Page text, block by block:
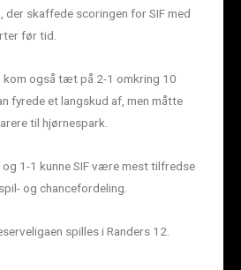
der skaffede scoringen for SIF med
før tid.
kom også tæt på 2-1 omkring 10
fyrede et langskud af, men måtte
til hjørnespark.
1-1 kunne SIF være mest tilfredse
og chancefordeling.
spilles i Randers 12.